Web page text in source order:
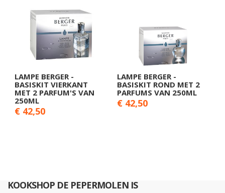
LAMPE BERGER -
BASISKIT VIERKANT
MET 2 PARFUM'S VAN
250ML
€ 42,50
LAMPE BERGER -
BASISKIT ROND MET 2
PARFUMS VAN 250ML
€ 42,50
KOOKSHOP DE PEPERMOLEN IS